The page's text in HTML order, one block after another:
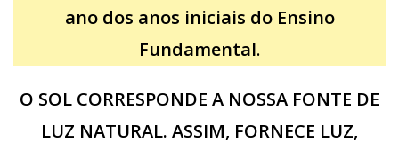
ano dos anos iniciais do Ensino
Fundamental.
O SOL CORRESPONDE A NOSSA FONTE DE
LUZ NATURAL. ASSIM, FORNECE LUZ,